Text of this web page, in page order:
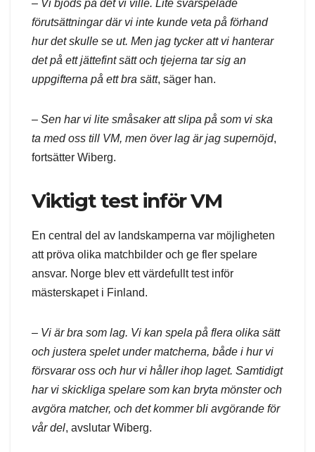
– Vi bjöds på det vi ville. Lite svårspelade
förutsättningar där vi inte kunde veta på förhand
hur det skulle se ut. Men jag tycker att vi hanterar
det på ett jättefint sätt och tjejerna tar sig an
uppgifterna på ett bra sätt, säger han.
– Sen har vi lite småsaker att slipa på som vi ska
ta med oss till VM, men över lag är jag supernöjd,
fortsätter Wiberg.
Viktigt test inför VM
En central del av landskamperna var möjligheten
att pröva olika matchbilder och ge fler spelare
ansvar. Norge blev ett värdefullt test inför
mästerskapet i Finland.
– Vi är bra som lag. Vi kan spela på flera olika sätt
och justera spelet under matcherna, både i hur vi
försvarar oss och hur vi håller ihop laget. Samtidigt
har vi skickliga spelare som kan bryta mönster och
avgöra matcher, och det kommer bli avgörande för
vår del, avslutar Wiberg.